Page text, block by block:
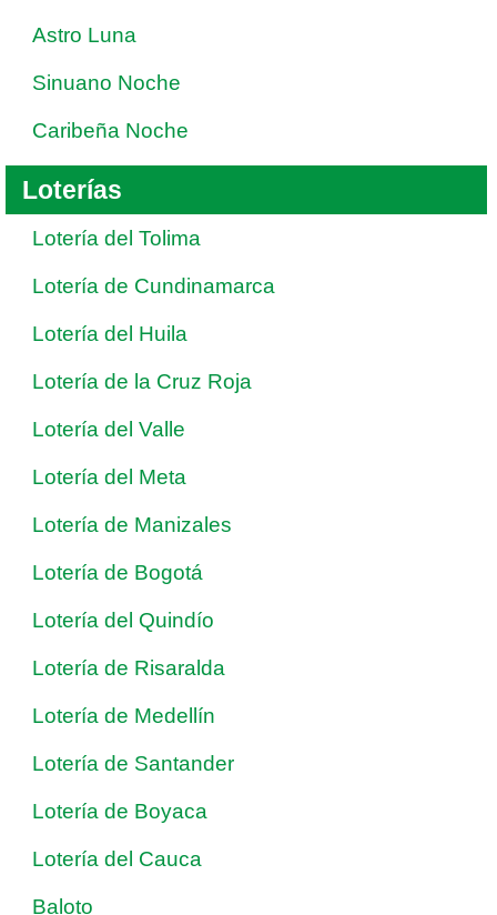
Astro Luna
Sinuano Noche
Caribeña Noche
Loterías
Lotería del Tolima
Lotería de Cundinamarca
Lotería del Huila
Lotería de la Cruz Roja
Lotería del Valle
Lotería del Meta
Lotería de Manizales
Lotería de Bogotá
Lotería del Quindío
Lotería de Risaralda
Lotería de Medellín
Lotería de Santander
Lotería de Boyaca
Lotería del Cauca
Baloto